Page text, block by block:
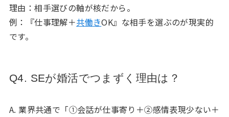
理由：相手選びの軸が核だから。
例：『仕事理解＋共働きOK』な相手を選ぶのが現実的
です。
Q4. SEが婚活でつまずく理由は？
A. 業界共通で「①会話が仕事寄り＋②感情表現少ない＋